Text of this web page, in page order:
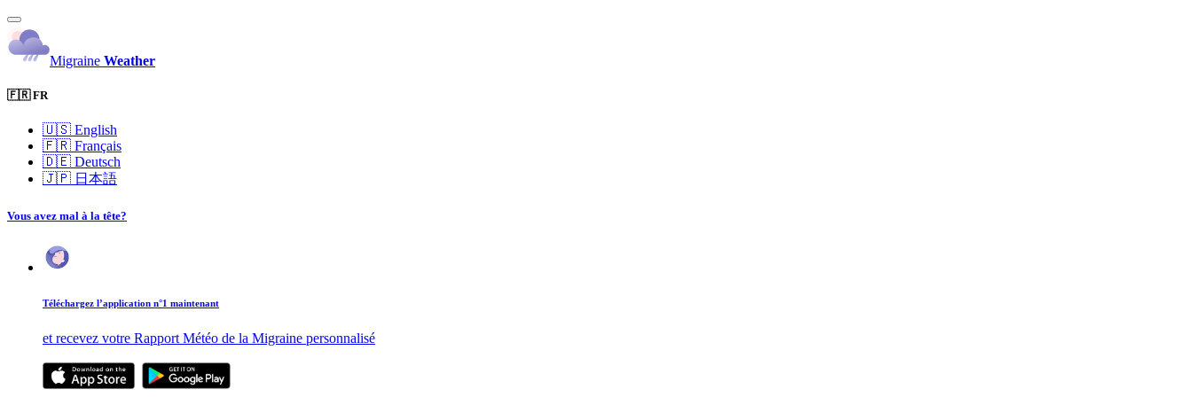
Migraine Weather
🇫🇷 FR
🇺🇸 English
🇫🇷 Français
🇩🇪 Deutsch
🇯🇵 日本語
Vous avez mal à la tête?
Téléchargez l’application n°1 maintenant
et recevez votre Rapport Météo de la Migraine personnalisé